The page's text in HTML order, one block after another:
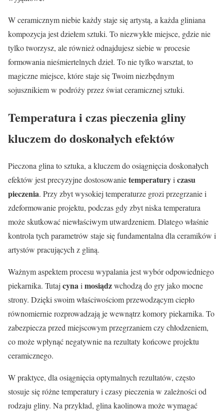
W ceramicznym niebie każdy staje się artystą, a każda gliniana
kompozycja jest dziełem sztuki. To niezwykłe miejsce, gdzie nie
tylko tworzysz, ale również odnajdujesz siebie w procesie
formowania nieśmiertelnych dzieł. To nie tylko warsztat, to
magiczne miejsce, które staje się Twoim niezbędnym
sojusznikiem w podróży przez świat ceramicznej sztuki.
Temperatura i czas pieczenia gliny
kluczem do doskonałych efektów
Pieczona glina to sztuka, a kluczem do osiągnięcia doskonałych
efektów jest precyzyjne dostosowanietemperaturyi czasu
pieczenia. Przy zbyt wysokiej temperaturze grozi przegrzanie i
zdeformowanie projektu, podczas gdy zbyt niska temperatura
może skutkować niewłaściwym utwardzeniem. Dlatego właśnie
kontrola tych parametrów staje się fundamentalna dla ceramików i
artystów pracujących z gliną.
Ważnym aspektem procesu wypalania jest wybór odpowiedniego
piekarnika. Tutaj cynai mosiądzwchodzą do gry jako mocne
strony. Dzięki swoim właściwościom przewodzącym ciepło
równomiernie rozprowadzają je wewnątrz komory piekarnika. To
zabezpiecza przed miejscowym przegrzaniem czy chłodzeniem,
co może wpłynąć negatywnie na rezultaty końcowe projektu
ceramicznego.
W praktyce, dla osiągnięcia optymalnych rezultatów, często
stosuje się różne temperatury i czasy pieczenia w zależności od
rodzaju gliny. Na przykład, glina kaolinowa może wymagać